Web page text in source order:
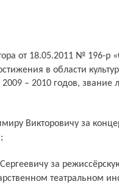
в области
– 2010 годов, звание
театральном